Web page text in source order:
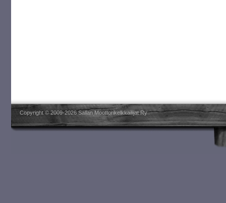
Copyright © 2009-2026 Sallan Moottorikelkkailijat Ry